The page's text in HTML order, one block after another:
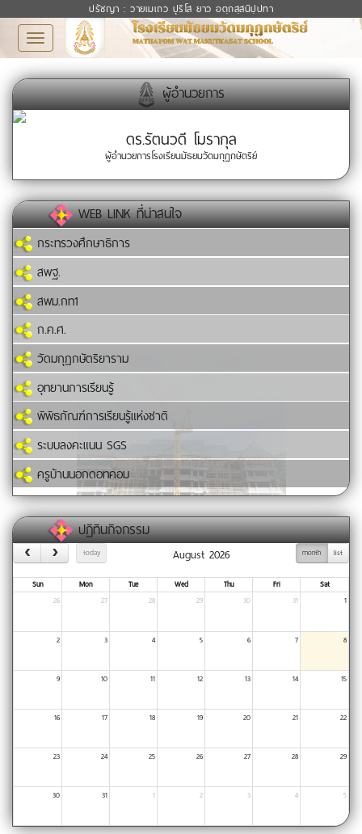
ปรัชญา : วายเมเถว ปุริโส ยาว อตฺถสฺสนิปฺปทา
Toggle
navigation
ผู้อำนวยการ
ดร.รัตนวดี โมรากุล
ผู้อำนวยการโรงเรียนมัธยมวัดมกุฏกษัตริย์
WEB LINK ที่น่าสนใจ
กระทรวงศึกษาธิการ
สพฐ.
สพม.กท1
ก.ค.ศ.
วัดมกุฏกษัตริยาราม
อุทยานการเรียนรู้
พิพิธภัณฑ์การเรียนรู้แห่งชาติ
ระบบลงคะแนน SGS
ครูบ้านนอกดอทคอม
ปฏิทินกิจกรรม
today month list
August 2026
Sun Mon Tue Wed Thu Fri
Sat
26
27 28 29 30 31 1
2 3 4 5 6 7 8
9 10 11 12 13 14 15
16 17 18 19 20 21 22
23 24 25 26 27 28 29
30 31 1 2 3 4 5